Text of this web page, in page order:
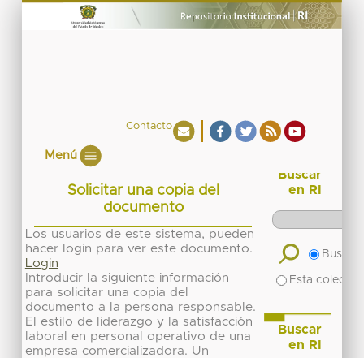
Contacto
Menú
Solicitar una copia del
documento
Los usuarios de este sistema, pueden
hacer login para ver este documento.
Login
Introducir la siguiente información
para solicitar una copia del
documento a la persona responsable.
El estilo de liderazgo y la satisfacción
laboral en personal operativo de una
empresa comercializadora. Un
Buscar
en RI
Buscar
Esta
Buscar
en RI